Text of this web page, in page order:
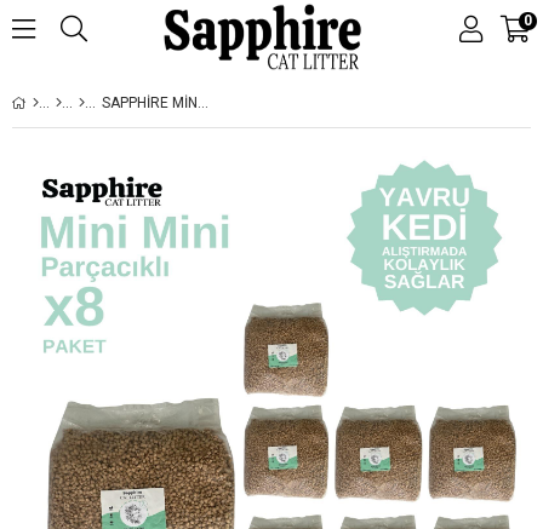
0
SAPPHIRE MINI MINI PARÇACIKLI HIZLI TOPAKLANAN TOZSUZ KEDI KUMU 56 LT (7 LT X 8 ADET)